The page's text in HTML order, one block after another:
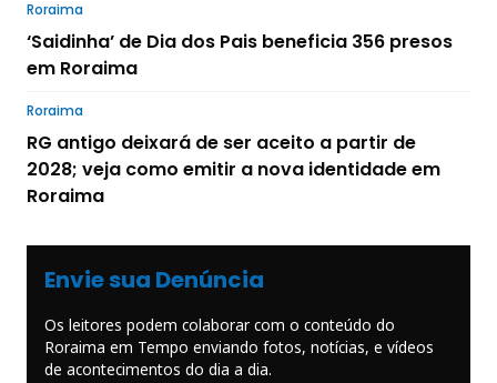
Roraima
‘Saidinha’ de Dia dos Pais beneficia 356 presos
em Roraima
Roraima
RG antigo deixará de ser aceito a partir de
2028; veja como emitir a nova identidade em
Roraima
Envie sua Denúncia
Os leitores podem colaborar com o conteúdo do
Roraima em Tempo enviando fotos, notícias, e vídeos
de acontecimentos do dia a dia.